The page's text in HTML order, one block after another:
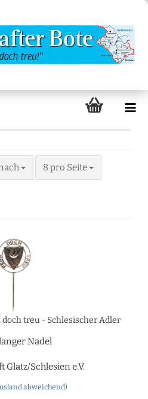
8 pro Seite
treu - Schlesischer Adler
Nadel
Schlesien e.V.
abweichend)